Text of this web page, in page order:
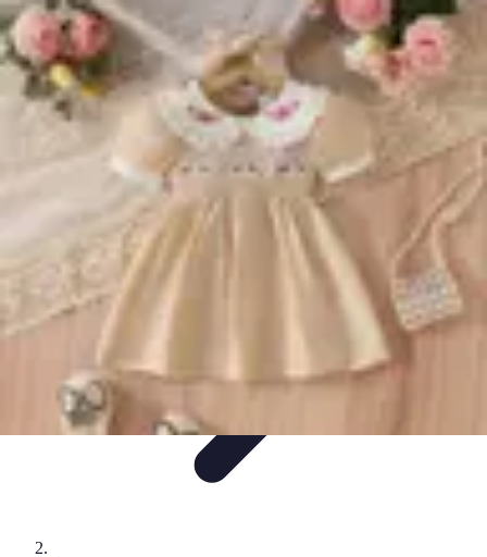
Projets Nouvelle Vie
Planification et StratégieInspirationÉvaluation de Projet Écologie et
DurabilitéTendances
Projets Nouvelle Vie